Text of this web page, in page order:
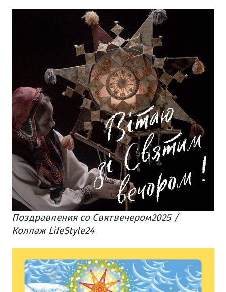
Поздравления со Святвечером2025 /
Коллаж LifeStyle24